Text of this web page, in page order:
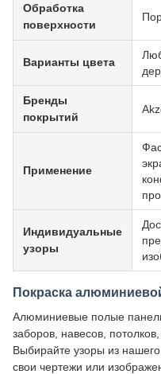
Обработка
поверхности
Варианты цвета
Бренды
покрытий
Применение
Индивидуальные
узоры
Покраска
Алюминиевые полые
заборов, навесов,
Выбирайте узоры из
свои чертежи или